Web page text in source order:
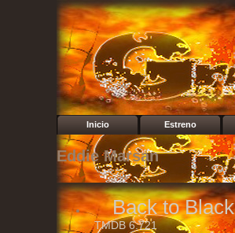
Inicio Estreno
Eddie Marsan
Back to Black
TMDB6.721